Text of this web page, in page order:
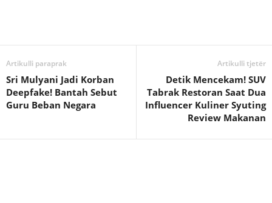
Artikulli paraprak
Sri Mulyani Jadi Korban
Deepfake! Bantah Sebut
Guru Beban Negara
Artikulli tjetër
Detik Mencekam! SUV
Tabrak Restoran Saat Dua
Influencer Kuliner Syuting
Review Makanan